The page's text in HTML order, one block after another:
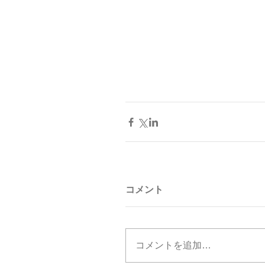
コメント
コメントを追加…